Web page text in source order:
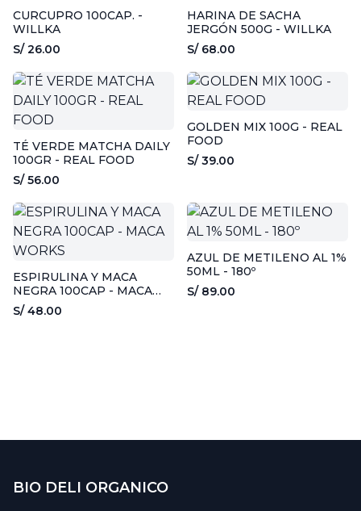
CURCUPRO 100CAP. -
WILLKA
S/ 26.00
HARINA DE SACHA
JERGÓN 500G - WILLKA
S/ 68.00
TÉ VERDE MATCHA DAILY
100GR - REAL FOOD
S/ 56.00
GOLDEN MIX 100G - REAL
FOOD
S/ 39.00
ESPIRULINA Y MACA
NEGRA 100CAP - MACA
WORKS
S/ 48.00
AZUL DE METILENO AL 1%
50ML - 180º
S/ 89.00
BIO DELI ORGANICO